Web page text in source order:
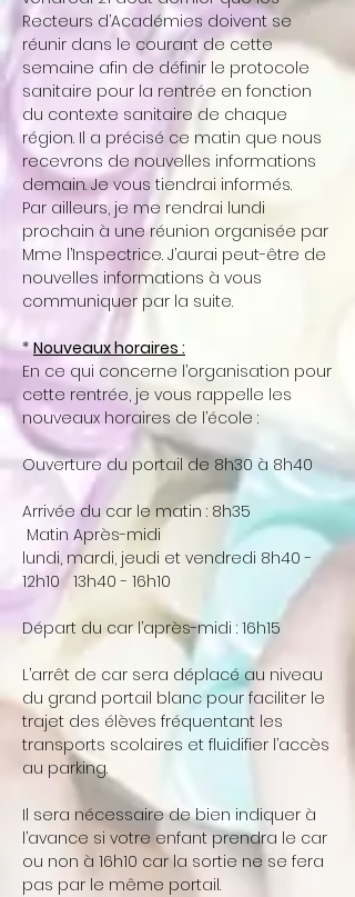
Recteurs d’Académies doivent se
réunir dans le courant de cette
semaine afin de définir le protocole
sanitaire pour la rentrée en fonction
du contexte sanitaire de chaque
région. Il a précisé ce matin que nous
recevrons de nouvelles informations
demain. Je vous tiendrai informés.
Par ailleurs, je me rendrai lundi
prochain à une réunion organisée par
Mme l’Inspectrice. J’aurai peut-être de
nouvelles informations à vous
communiquer par la suite.
*Nouveaux horaires :
En ce qui concerne l’organisation pour
cette rentrée, je vous rappelle les
nouveaux horaires de l’école :
Ouverture du portail de 8h30 à 8h40
Arrivée du car le matin : 8h35
Matin Après-midi
lundi, mardi, jeudi et vendredi 8h40 -
12h10 13h40 - 16h10
Départ du car l’après-midi : 16h15
L’arrêt de car sera déplacé au niveau
du grand portail blanc pour faciliter le
trajet des élèves fréquentant les
transports scolaires et fluidifier l’accès
au parking.
Il sera nécessaire de bien indiquer à
l’avance si votre enfant prendra le car
ou non à 16h10 car la sortie ne se fera
pas par le même portail.